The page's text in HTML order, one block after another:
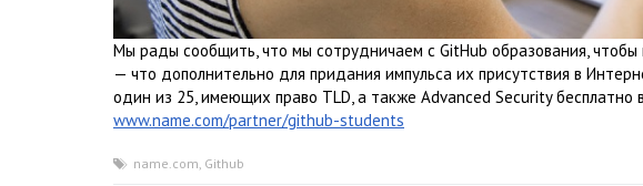
Мы рады сообщить, что мы сотрудничаем с GitHub образования,
— что дополнительно для придания импульса их присутствия в
один из 25, имеющих право TLD, а также Advanced Security бесплатно
www.name.com/partner/github-students
name.com Github